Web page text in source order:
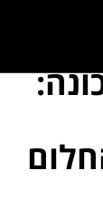
פופולריים